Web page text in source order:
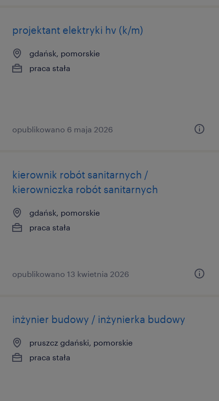
projektant elektryki hv (k/m)
gdańsk, pomorskie
praca stała
opublikowano 6 maja 2026
kierownik robót sanitarnych /
kierowniczka robót sanitarnych
gdańsk, pomorskie
praca stała
opublikowano 13 kwietnia 2026
inżynier budowy / inżynierka budowy
pruszcz gdański, pomorskie
praca stała